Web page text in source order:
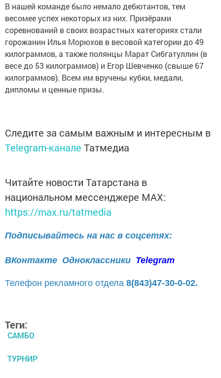
В нашей команде было немало дебютантов, тем
весомее успех некоторых из них. Призёрами
соревнований в своих возрастных категориях стали
горожанин Илья Морюхов в весовой категории до 49
килограммов, а также полянцы Марат Сибгатуллин (в
весе до 53 килограммов) и Егор Шевченко (свыше 67
килограммов). Всем им вручены кубки, медали,
дипломы и ценные призы.
Следите за самым важным и интересным в
Telegram-канале Татмедиа
Читайте новости Татарстана в
национальном мессенджере MАХ:
https://max.ru/tatmedia
Подписывайтесь на нас в соцсетях:
ВКонтакте Одноклассники Telegram
Телефон рекламного отдела 8(843)47-30-0-02.
Теги:
САМБО
ТУРНИР